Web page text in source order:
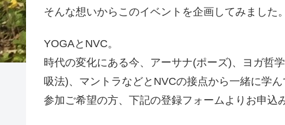
そんな想いからこのイベントを企画してみました。
YOGAとNVC。
時代の変化にある今、アーサナ(ポーズ)、ヨガ哲
吸法)、マントラなどとNVCの接点から一緒に学
参加ご希望の方、下記の登録フォームよりお申込